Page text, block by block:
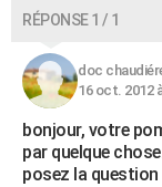
RÉPONSE 1 / 1
doc
16 oct. 2012
bonjour, votre
par quelque
posez la